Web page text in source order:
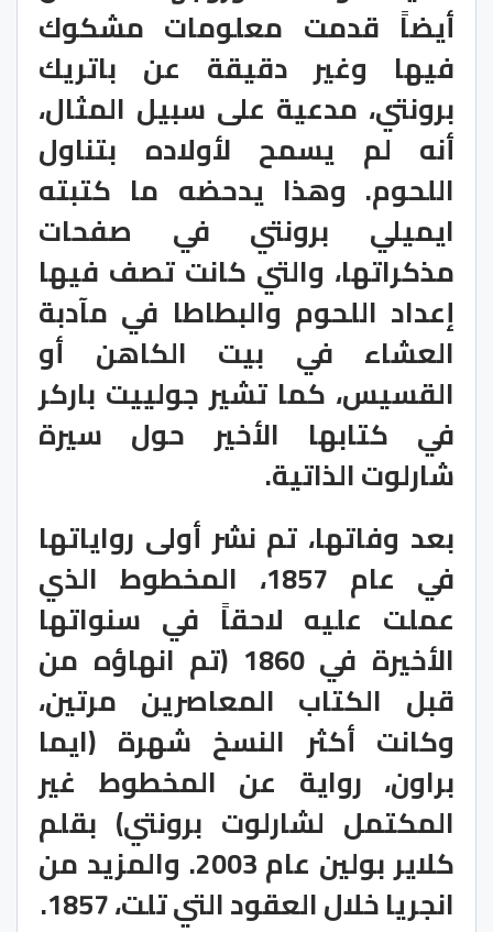
أيضاً قدمت معلومات مشكوك
فيها وغير دقيقة عن باتريك
برونتي، مدعية على سبيل المثال،
أنه لم يسمح لأولاده بتناول
اللحوم. وهذا يدحضه ما كتبته
ايميلي برونتي في صفحات
مذكراتها، والتي كانت تصف فيها
إعداد اللحوم والبطاطا في مآدبة
العشاء في بيت الكاهن أو
القسيس، كما تشير جولييت باركر
في كتابها الأخير حول سيرة
شارلوت الذاتية.
بعد وفاتها، تم نشر أولى رواياتها
في عام 1857، المخطوط الذي
عملت عليه لاحقاً في سنواتها
الأخيرة في 1860 (تم انهاؤه من
قبل الكتاب المعاصرين مرتين،
وكانت أكثر النسخ شهرة (ايما
براون، رواية عن المخطوط غير
المكتمل لشارلوت برونتي) بقلم
كلاير بولين عام 2003. والمزيد من
انجريا خلال العقود التي تلت، 1857.